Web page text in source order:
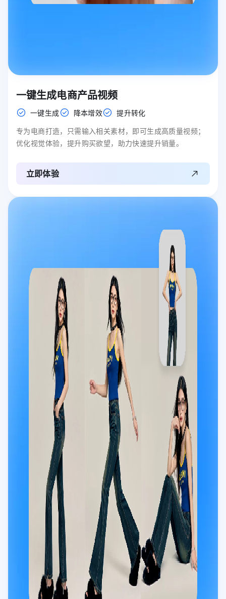
一键生成电商产品视频
一键生成 降本增效
提升转化
专为电商打造，只需输入相关素材，即可生成高质量视频；
优化视觉体验，提升购买欲望，助力快速提升销量。
立即体验